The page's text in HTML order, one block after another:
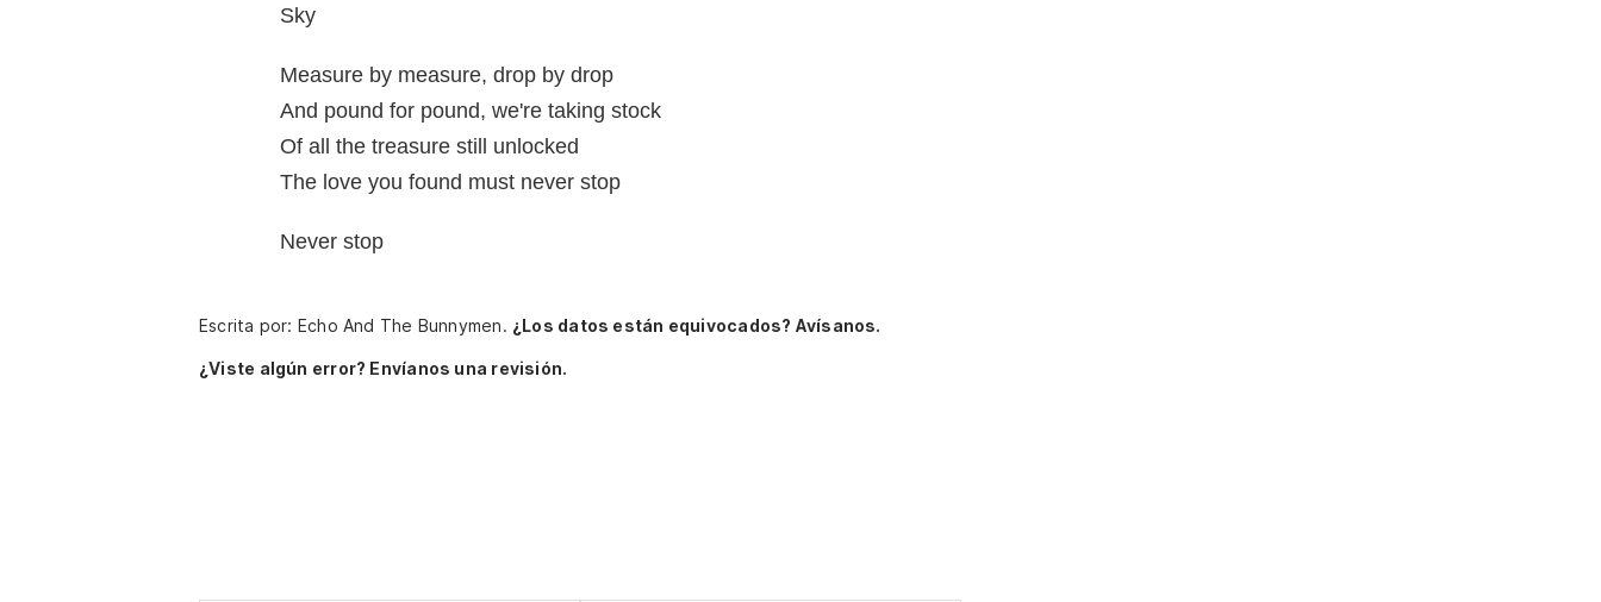
Sky
Measure by measure, drop by drop
And pound for pound, we're taking stock
Of all the treasure still unlocked
The love you found must never stop
Never stop
Escrita por: Echo And The Bunnymen. ¿Los datos están equivocados? Avísanos.
¿Viste algún error? Envíanos una revisión.